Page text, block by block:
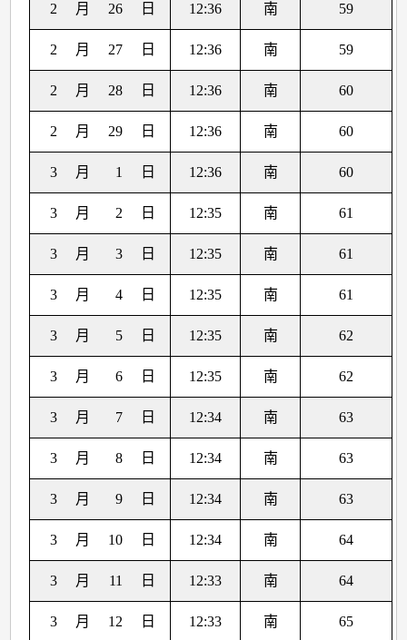
2 月 26 日 12:36 南 59
2 月 27 日 12:36 南 59
2 月 28 日 12:36 南 60
2 月 29 日 12:36 南 60
3 月 1 日 12:36 南 60
3 月 2 日 12:35 南 61
3 月 3 日 12:35 南 61
3 月 4 日 12:35 南 61
3 月 5 日 12:35 南 62
3 月 6 日 12:35 南 62
3 月 7 日 12:34 南 63
3 月 8 日 12:34 南 63
3 月 9 日 12:34 南 63
3 月 10 日 12:34 南 64
3 月 11 日 12:33 南 64
3 月 12 日 12:33 南 65